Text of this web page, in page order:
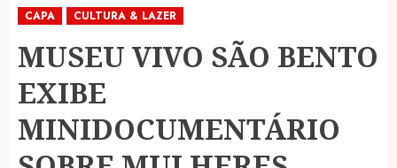
CAPA CULTURA & LAZER
MUSEU VIVO SÃO BENTO
EXIBE
MINIDOCUMENTÁRIO